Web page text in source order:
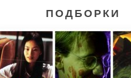
ПОДБОРКИ